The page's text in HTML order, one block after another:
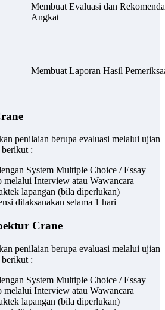
Membuat Evaluasi dan
Angkat
Membuat Laporan Hasil
penilaian berupa evaluasi melalui ujian
berikut :
System Multiple Choice / Essay
Interview atau Wawancara
lapangan (bila diperlukan)
dilaksanakan selama 1 hari
Crane
penilaian berupa evaluasi melalui ujian
berikut :
System Multiple Choice / Essay
Interview atau Wawancara
lapangan (bila diperlukan)